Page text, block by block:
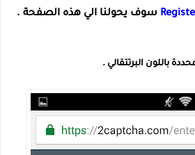
سوف يحولنا الي هذه الصفحة .
باللون البرتتقالي .